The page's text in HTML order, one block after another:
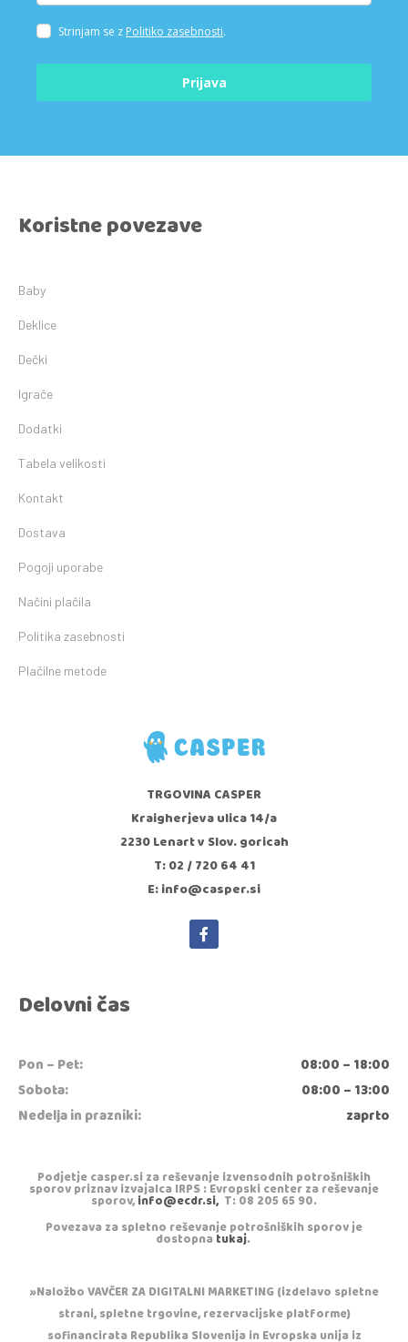
Strinjam se z Politiko zasebnosti.
Prijava
Koristne povezave
Baby
Deklice
Dečki
Igrače
Dodatki
Tabela velikosti
Kontakt
Dostava
Pogoji uporabe
Načini plačila
Politika zasebnosti
Plačilne metode
TRGOVINA CASPER
Kraigherjeva ulica 14/a
2230 Lenart v Slov. goricah
T: 02 / 720 64 41
E: info@casper.si
Delovni čas
Pon – Pet:
08:00 – 18:00
Sobota:
08:00 – 13:00
Nedelja in prazniki:
zaprto
Podjetje casper.si za reševanje izvensodnih potrošniških
sporov priznav izvajalca IRPS : Evropski center za reševanje
sporov,info@ecdr.si, T: 08 205 65 90.
Povezava za spletno reševanje potrošniških sporov je
dostopnatukaj.
»Naložbo VAVČER ZA DIGITALNI MARKETING (izdelavo spletne
strani, spletne trgovine, rezervacijske platforme)
sofinancirata Republika Slovenija in Evropska unija iz